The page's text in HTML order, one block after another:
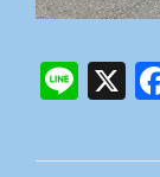
Line
X